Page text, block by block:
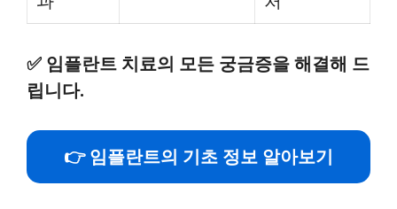
✅ 임플란트 치료의 모든 궁금증을 해결해 드
립니다.
👉 임플란트의 기초 정보 알아보기